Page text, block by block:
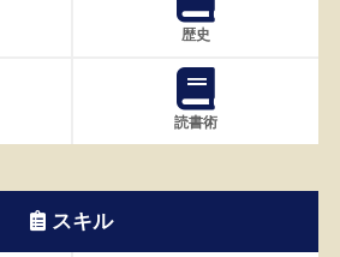
歴史
読書術
スキル